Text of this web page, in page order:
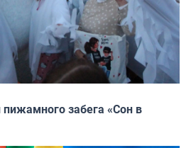
пижамного забега «Сон в